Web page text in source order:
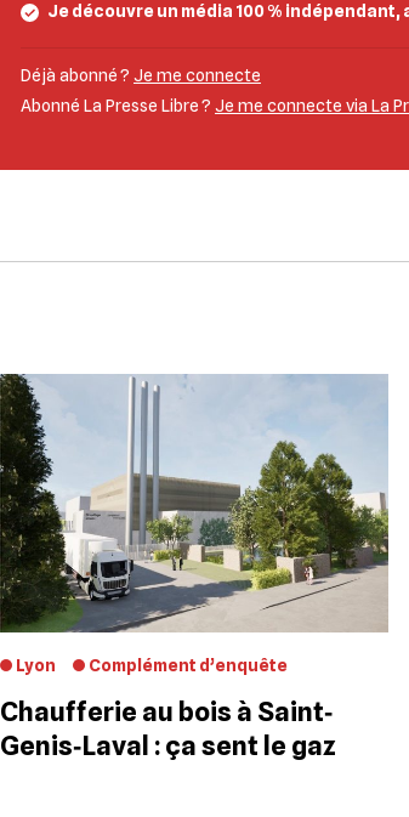
Je découvre un média 100 % indépendant,
Déjà abonné ? Je me connecte
Abonné La Presse Libre ? Je me connecte via La
Lyon Complément d’enquête
Chaufferie au bois à Saint‐
Genis‐Laval : ça sent le gaz